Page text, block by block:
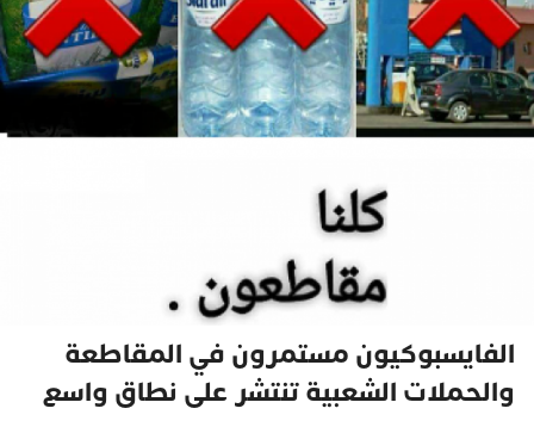
الفايسبوكيون مستمرون في المقاطعة
والحملات الشعبية تنتشر على نطاق واسع